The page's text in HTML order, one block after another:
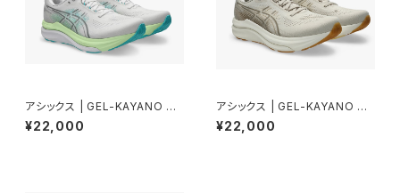
アシックス | GEL-KAYANO 33
| WHITE/ENERGYAQUA | M
en
¥22,000
アシックス | GEL-KAYANO 33
| OATMEAL/CREAM | Men
¥22,000